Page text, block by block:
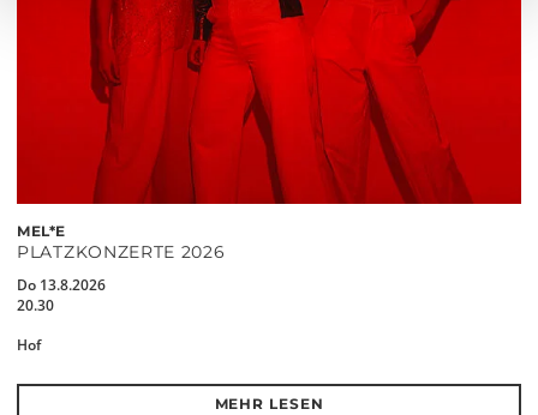
MEL*E
PLATZKONZERTE 2026
Do 13.8.2026
20.30
Hof
MEHR LESEN